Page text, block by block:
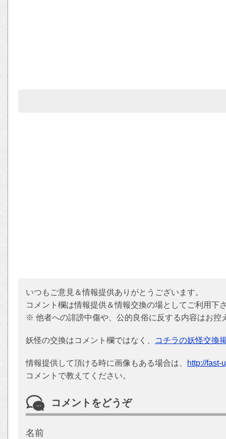
いつもご意見＆情報提供ありがとうございます。
コメント欄は情報提供＆情報交換の場としてご利用下
※ 他者への誹謗中傷や、公的良俗に反する内容はお控
妖怪の交換はコメント欄ではなく、 コチラの妖怪交換
情報提供して頂ける時に画像もある場合は、
http://fast-
コメントで教えてください。
コメントをどうぞ
名前